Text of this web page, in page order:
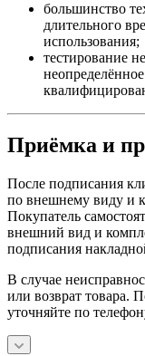
большинство
длительного
использования;
тестирование
Приёмка и
После подписания
по внешнему виду и
Покупатель
внешний вид и
подписания
В случае
или возврат товара.
уточняйте по